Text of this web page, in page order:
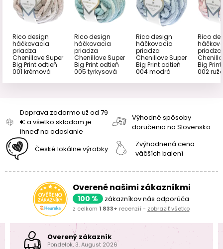
Rico design
háčkovacia
priadza
Chenillove Super
Big Print odtieň
001 krémová
Rico design
háčkovacia
priadza
Chenillove Super
Big Print odtieň
005 tyrkysová
Rico design
háčkovacia
priadza
Chenillove Super
Big Print odtieň
004 modrá
Rico
priadza
Big
002
Doprava zadarmo už od 79
€ a všetko skladom je
ihneď na odoslanie
Výhodné spôsoby
doručenia na Slovensko
České lokálne výrobky
Zvýhodnená cena
väčších balení
Overené našimi zákazníkmi
100 % zákazníkov nás odporúča
z celkom 1 833+ recenzií - zobraziť všetko
Overený zákazník
Pondelok, 3. August 2026